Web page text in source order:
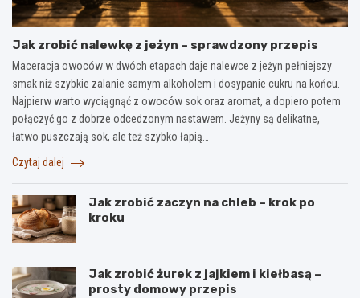
Jak zrobić nalewkę z jeżyn – sprawdzony przepis
Maceracja owoców w dwóch etapach daje nalewce z jeżyn pełniejszy
smak niż szybkie zalanie samym alkoholem i dosypanie cukru na końcu.
Najpierw warto wyciągnąć z owoców sok oraz aromat, a dopiero potem
połączyć go z dobrze odcedzonym nastawem. Jeżyny są delikatne,
łatwo puszczają sok, ale też szybko łapią…
Czytaj dalej
Jak zrobić zaczyn na chleb – krok po
kroku
Jak zrobić żurek z jajkiem i kiełbasą –
prosty domowy przepis